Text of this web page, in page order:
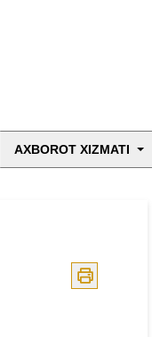
AXBOROT XIZMATI